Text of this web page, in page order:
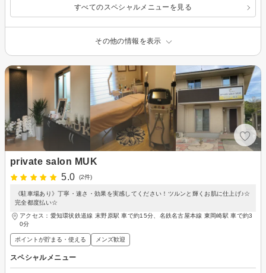
すべてのスペシャルメニューを見る
その他の情報を表示
private salon MUK
5.0
(2件)
《駐車場あり》丁寧・速さ・効果を実感してください！ツルンと輝くお肌に仕上げ♪☆
完全都度払い☆
アクセス：愛知環状鉄道線 末野原駅 車で約15分、名鉄名古屋本線 東岡崎駅 車で約3
0分
ポイントが貯まる・使える メンズ歓迎
スペシャルメニュー